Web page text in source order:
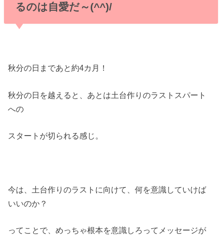
るのは自愛だ～(^^)/
秋分の日まであと約4カ月！
秋分の日を越えると、あとは土台作りのラストスパート
への
スタートが切られる感じ。
今は、土台作りのラストに向けて、何を意識していけば
いいのか？
ってことで、めっちゃ根本を意識しろってメッセージが